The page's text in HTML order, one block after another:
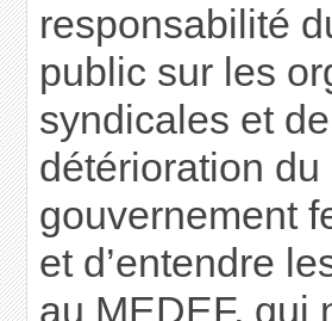
responsabilité
public sur les
syndicales et
détérioration
gouvernement
et d’entendre
au MEDEF, qui